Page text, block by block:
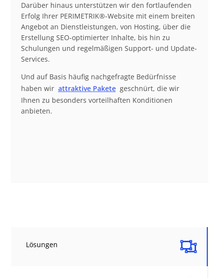
Darüber hinaus unterstützen wir den fortlaufenden
Erfolg Ihrer PERIMETRIK®-Website mit einem breiten
Angebot an Dienstleistungen, von Hosting, über die
Erstellung SEO-optimierter Inhalte, bis hin zu
Schulungen und regelmäßigen Support- und Update-
Services.
Und auf Basis häufig nachgefragte Bedürfnisse
haben wir attraktive Pakete geschnürt, die wir
Ihnen zu besonders vorteilhaften Konditionen
anbieten.

Lösungen